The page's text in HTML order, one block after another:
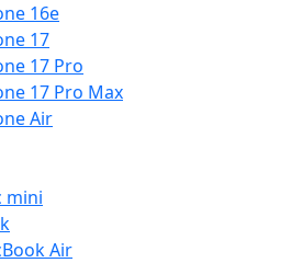
16e
17
17 Pro
17 Pro Max
Air
mini
Air